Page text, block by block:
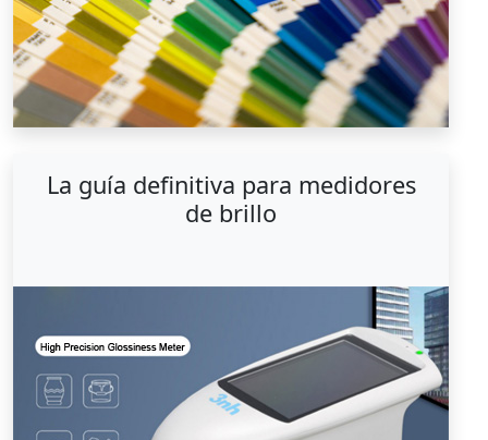
La guía definitiva para medidores
de brillo